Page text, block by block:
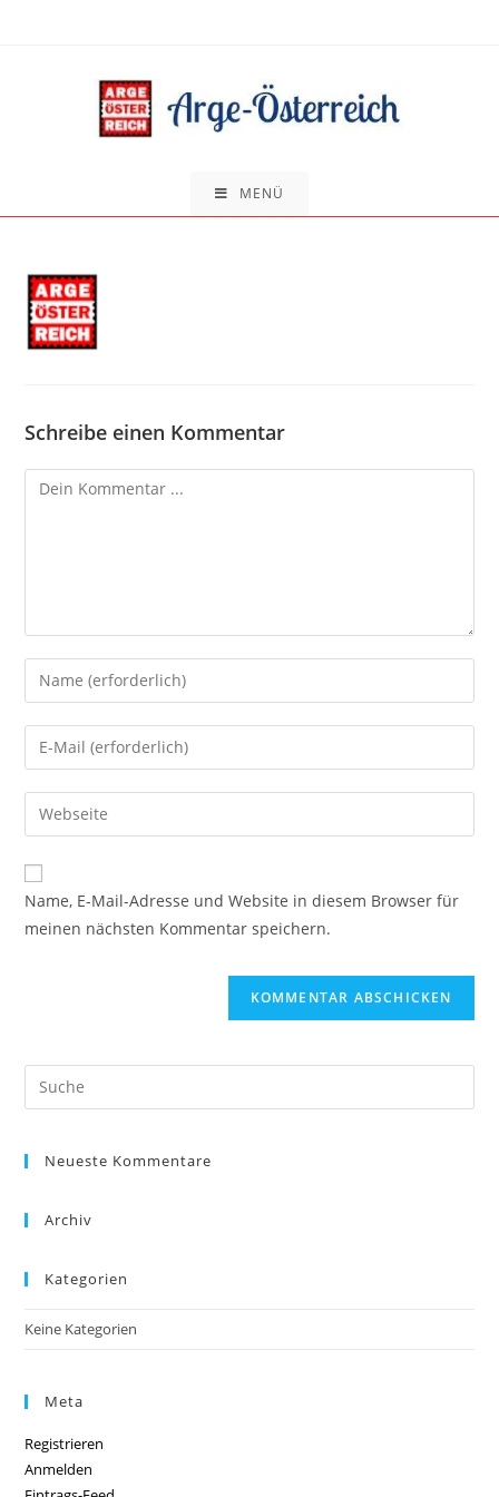
MENÜ
Schreibe einen Kommentar
Kommentieren
Gib
deinen
Namen
oder
zum
Kommentieren
ein
Gib
deine
E-
Mail-
zum
Kommentieren
ein
Gib
deine
Website-
URL
Name, E-Mail-Adresse und Website in diesem Browser für
meinen nächsten Kommentar speichern.
Neueste Kommentare
Archiv
Kategorien
Keine Kategorien
Meta
Registrieren
Anmelden